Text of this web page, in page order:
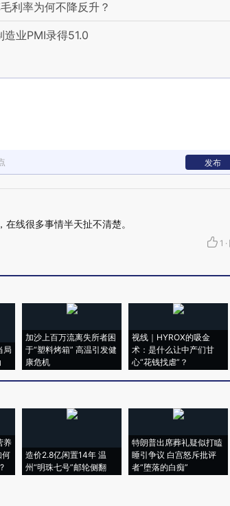
利率为何不降反升？
业PMI录得51.0
发布
线很多事情半天扯不清楚。
1 ·
局
加沙上百万流离失所者困
于“塑料烤箱” 高温引发健
康危机
视线｜HYROX的吸金
术：是什么让中产们甘
心“花钱找虐”？
养
何
造价2.8亿闲置14年 温
州“明珠七号”邮轮侧翻
特朗普出席葬礼疑似打瞌
睡引争议 白宫怒斥批评
者“堕落的白痴”